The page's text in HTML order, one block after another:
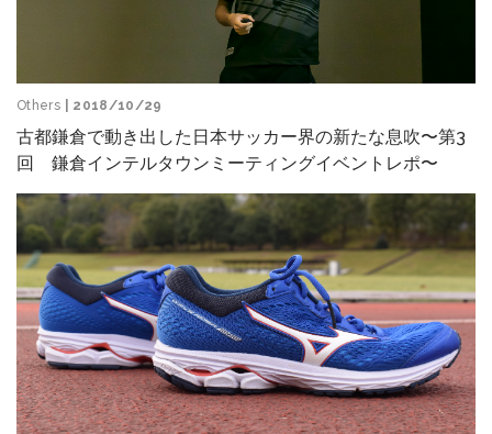
Others | 2018/10/29
古都鎌倉で動き出した日本サッカー界の新たな息吹〜第3
回 鎌倉インテルタウンミーティングイベントレポ〜